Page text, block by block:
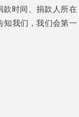
时间、捐款人所在
知我们，我们会第一